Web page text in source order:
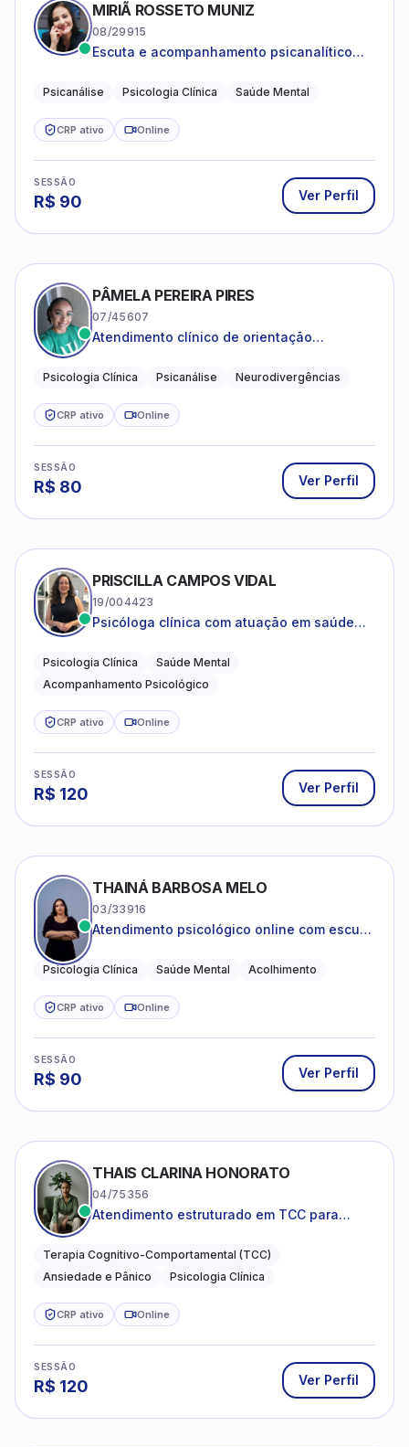
MIRIÃ ROSSETO MUNIZ
08/29915
Escuta e acompanhamento psicanalítico
Psicanálise Psicologia Clínica Saúde Mental
CRP ativo Online
SESSÃO
R$ 90 Ver Perfil
PÂMELA PEREIRA PIRES
07/45607
Atendimento clínico de orientação
crianças neurotípicas
Psicologia Clínica Psicanálise Neurodivergências
CRP ativo Online
SESSÃO
R$ 80 Ver Perfil
PRISCILLA CAMPOS VIDAL
19/004423
Psicóloga clínica com atuação em saúde
Psicologia Clínica
Saúde Mental
Acompanhamento Psicológico
CRP ativo Online
SESSÃO
R$ 120 Ver Perfil
THAINÁ BARBOSA MELO
03/33916
Atendimento psicológico online com escuta
emocional
Psicologia Clínica Saúde Mental Acolhimento
CRP ativo Online
SESSÃO
R$ 90 Ver Perfil
THAIS CLARINA HONORATO
04/75356
Atendimento estruturado em TCC para
excessiva
Terapia Cognitivo-Comportamental (TCC)
Ansiedade e Pânico
Psicologia Clínica
CRP ativo Online
SESSÃO
R$ 120 Ver Perfil